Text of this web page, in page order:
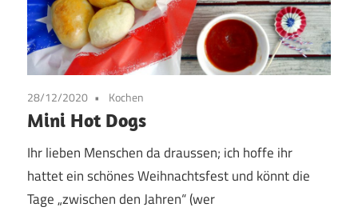
28/12/2020 Kochen
Mini Hot Dogs
Ihr lieben Menschen da draussen; ich hoffe ihr
hattet ein schönes Weihnachtsfest und könnt die
Tage „zwischen den Jahren“ (wer